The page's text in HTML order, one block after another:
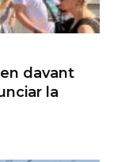
davant
la